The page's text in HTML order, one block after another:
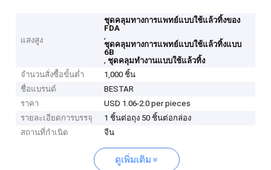
แสงสูง
ชุดคลุมทางการแพทย์แบบใช้แล้วทิ้งของ
FDA
,
ชุดคลุมทางการแพทย์แบบใช้แล้วทิ้งแบบ
6B
, ชุดคลุมทำงานแบบใช้แล้วทิ้ง
จำนวนสั่งซื้อขั้นต่ำ
1,000 ชิ้น
ชื่อแบรนด์
BESTAR
ราคา
USD 1.06-2.0 per pieces
รายละเอียดการบรรจุ
1 ชิ้นต่อถุง 50 ชิ้นต่อกล่อง
สถานที่กำเนิด
จีน
ดูเพิ่มเติม